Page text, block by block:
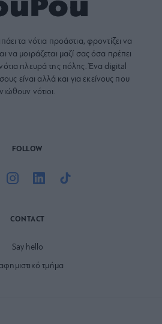
τα νότια προάστια, φροντίζει να
να μοιράζεται μαζί σας όσα πρέπει
πλευρά της πόλης. Ένα digital
είναι αλλά και για εκείνους που
νιώθουν νότιοι.
FOLLOW
CONTACT
Say hello
τμήμα